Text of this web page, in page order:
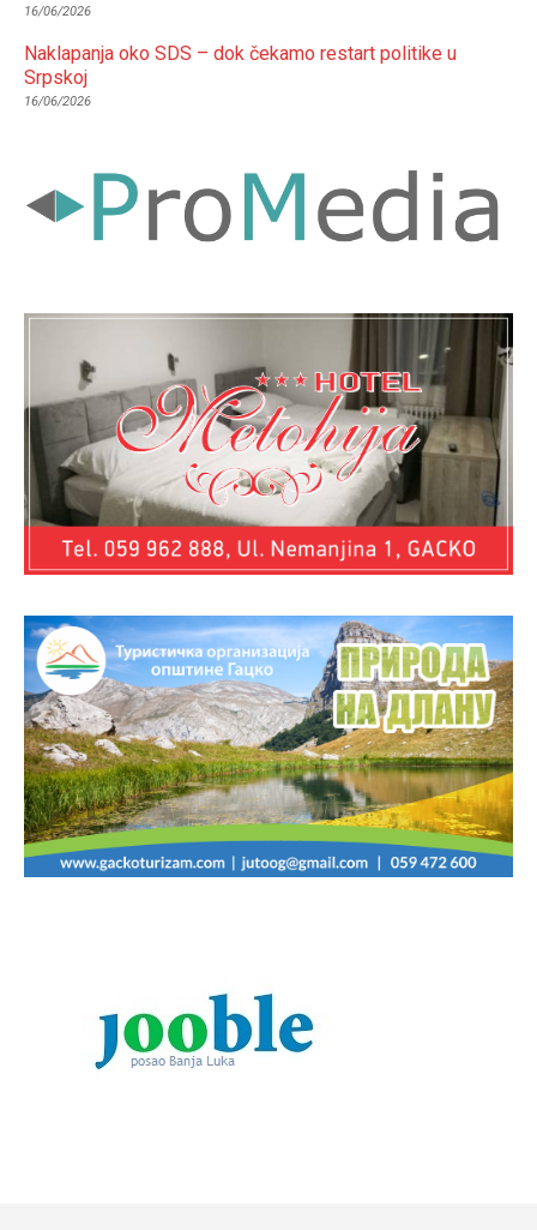
16/06/2026
Naklapanja oko SDS – dok čekamo restart politike u
Srpskoj
16/06/2026